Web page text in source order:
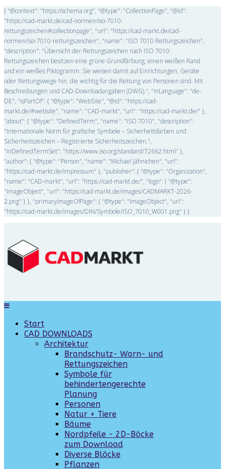
{ "@context": "https://schema.org", "@type": "CollectionPage", "@id":
"https://cad-markt.de/cad-normen/iso-7010-
rettungszeichen#collectionpage", "url": "https://cad-markt.de/cad-
normen/iso-7010-rettungszeichen", "name": "ISO 7010 Rettungszeichen",
"description": "Übersicht der Rettungszeichen nach ISO 7010:
Rettungszeichen besitzen eine grüne Grundfärbung, einen weißen Rand
und ein weißes Piktogramm. Sie weisen damit auf Einrichtungen, Geräte
oder Rettungswege hin, die wichtig für die Rettung von Personen sind. Mit
Beschreibungen und CAD-Downloadangaben (DWG).", "inLanguage": "de-
DE", "isPartOf": { "@type": "WebSite", "@id": "https://cad-
markt.de/#website", "name": "CAD-markt", "url": "https://cad-markt.de/" },
"about": { "@type": "DefinedTerm", "name": "ISO 7010", "description":
"Internationale Norm für grafische Symbole – Sicherheitsfarben und
Sicherheitszeichen – Registrierte Sicherheitszeichen.",
"inDefinedTermSet": "https://www.iso.org/standard/72662.html" },
"author": { "@type": "Person", "name": "Michael Jähnichen", "url":
"https://cad-markt.de/impressum" }, "publisher": { "@type": "Organization",
"name": "CAD-markt", "url": "https://cad-markt.de/", "logo": { "@type":
"ImageObject", "url": "https://cad-markt.de/images/CADMARKT-2026-
2.png" } }, "primaryImageOfPage": { "@type": "ImageObject", "url":
"https://cad-markt.de/images/DIN/Symbole/ISO_7010_W001.png" } }
Start
CAD DOWNLOADS
Architektur
Brandschutz- Warn- und
Rettungszeichen
Symbole für
behindertengerechte
Planung
Personen
Natur + Tiere
Bäume
Nordpfeile - 2D-Böcke
zum Download
Diverse Blöcke
Pflanzen